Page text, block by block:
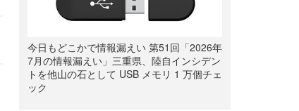
今日もどこかで情報漏えい 第51回「2026年
7月の情報漏えい」三重県、陸自インシデン
トを他山の石として USB メモリ 1 万個チェ
ック